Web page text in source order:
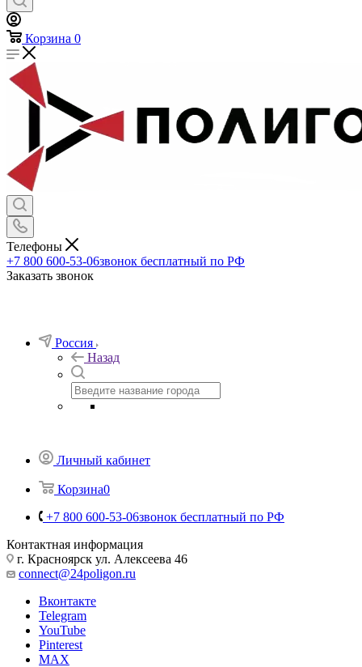
Корзина 0
Телефоны
+7 800 600-53-06звонок бесплатный по РФ
Заказать звонок
Россия
Назад
Личный кабинет
Корзина0
+7 800 600-53-06звонок бесплатный по РФ
Контактная информация
г. Красноярск ул. Алексеева 46
connect@24poligon.ru
Вконтакте
Telegram
YouTube
Pinterest
MAX